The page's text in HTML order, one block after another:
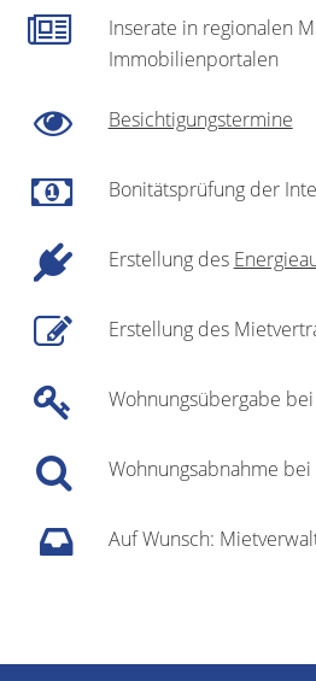
Inserate in regionalen
Immobilienportalen
Besichtigungstermine
Bonitätsprüfung der
Erstellung des
Erstellung des
Wohnungsübergabe bei
Wohnungsabnahme bei
Auf Wunsch: